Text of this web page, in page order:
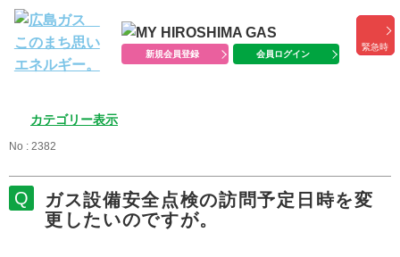
新規会員登録 会員ログイン
緊急時
カテゴリー表示
No : 2382
ガス設備安全点検の訪問予定日時を変
更したいのですが。